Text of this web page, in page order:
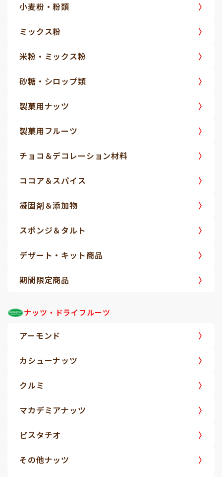
小麦粉・粉類
ミックス粉
米粉・ミックス粉
砂糖・シロップ類
製菓用ナッツ
製菓用フルーツ
チョコ＆デコレーション材料
ココア＆スパイス
凝固剤＆添加物
スポンジ＆タルト
デザート・キット商品
期間限定商品
ナッツ・ドライフルーツ
アーモンド
カシューナッツ
クルミ
マカデミアナッツ
ピスタチオ
その他ナッツ